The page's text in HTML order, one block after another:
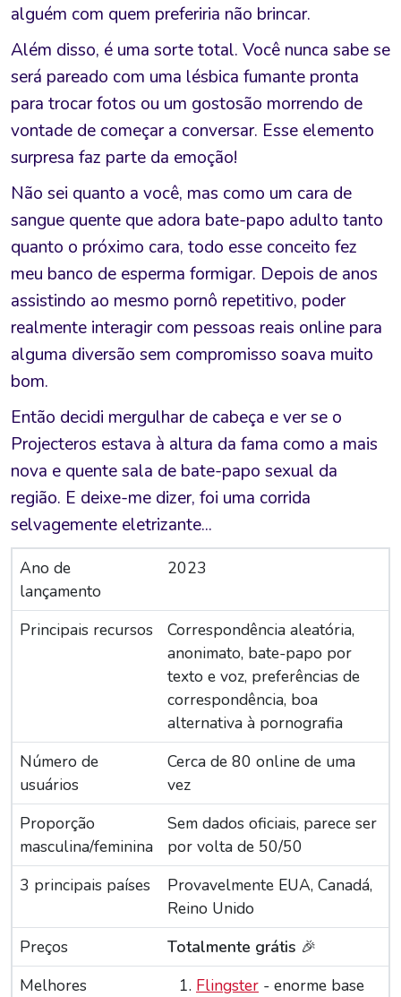
alguém com quem preferiria não brincar.
Além disso, é uma sorte total. Você nunca sabe se
será pareado com uma lésbica fumante pronta
para trocar fotos ou um gostosão morrendo de
vontade de começar a conversar. Esse elemento
surpresa faz parte da emoção!
Não sei quanto a você, mas como um cara de
sangue quente que adora bate-papo adulto tanto
quanto o próximo cara, todo esse conceito fez
meu banco de esperma formigar. Depois de anos
assistindo ao mesmo pornô repetitivo, poder
realmente interagir com pessoas reais online para
alguma diversão sem compromisso soava muito
bom.
Então decidi mergulhar de cabeça e ver se o
Projecteros estava à altura da fama como a mais
nova e quente sala de bate-papo sexual da
região. E deixe-me dizer, foi uma corrida
selvagemente eletrizante...
Ano de
lançamento
2023
Principais recursos
Correspondência aleatória,
anonimato, bate-papo por
texto e voz, preferências de
correspondência, boa
alternativa à pornografia
Número de
usuários
Cerca de 80 online de uma
vez
Proporção
masculina/feminina
Sem dados oficiais, parece ser
por volta de 50/50
3 principais países
Provavelmente EUA, Canadá,
Reino Unido
Preços
Totalmente grátis 🎉
Melhores
Flingster - enorme base